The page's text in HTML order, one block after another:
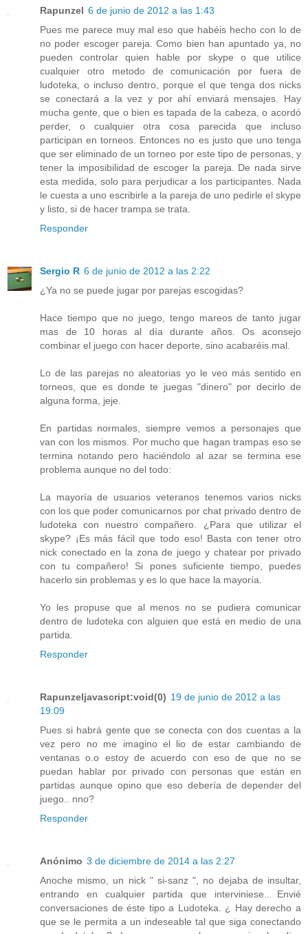
Rapunzel 6 de junio de 2012 a las 1:43
Pues me parece muy mal eso que habéis hecho con lo de
no poder escoger pareja. Como bien han apuntado ya, no
pueden controlar quien hable por skype o que utilice
cualquier otro metodo de comunicación por fuera de
ludoteka, o incluso dentro, porque el que tenga dos nicks
se conectará a la vez y por ahí enviará mensajes. Hay
mucha gente, que o bien es tapada de la cabeza, o acordó
perder, o cualquier otra cosa parecida que incluso
participan en torneos. Entonces no es justo que uno tenga
que ser eliminado de un torneo por este tipo de personas, y
tener la imposibilidad de escoger la pareja. De nada sirve
esta medida, solo para perjudicar a los participantes. Nada
le cuesta a uno escribirle a la pareja de uno pedirle el skype
y listo, si de hacer trampa se trata.
Responder
Sergio R 6 de junio de 2012 a las 2:22
¿Ya no se puede jugar por parejas escogidas?
Hace tiempo que no juego, tengo mareos de tanto jugar
mas de 10 horas al día durante años. Os aconsejo
combinar el juego con hacer deporte, sino acabaréis mal.
Lo de las parejas no aleatorias yo le veo más sentido en
torneos, que es donde te juegas "dinero" por decirlo de
alguna forma, jeje.
En partidas normales, siempre vemos a personajes que
van con los mismos. Por mucho que hagan trampas eso se
termina notando pero haciéndolo al azar se termina ese
problema aunque no del todo:
La mayoría de usuarios veteranos tenemos varios nicks
con los que poder comunicarnos por chat privado dentro de
ludoteka con nuestro compañero. ¿Para que utilizar el
skype? ¡Es más fácil que todo eso! Basta con tener otro
nick conectado en la zona de juego y chatear por privado
con tu compañero! Si pones suficiente tiempo, puedes
hacerlo sin problemas y es lo que hace la mayoría.
Yo les propuse que al menos no se pudiera comunicar
dentro de ludoteka con alguien que está en medio de una
partida.
Responder
Rapunzeljavascript:void(0) 19 de junio de 2012 a las
19:09
Pues si habrá gente que se conecta con dos cuentas a la
vez pero no me imagino el lio de estar cambiando de
ventanas o.o estoy de acuerdo con eso de que no se
puedan hablar por privado con personas que están en
partidas aunque opino que eso debería de depender del
juego.. nno?
Responder
Anónimo 3 de diciembre de 2014 a las 2:27
Anoche mismo, un nick " si-sanz ", no dejaba de insultar,
entrando en cualquier partida que interviniese.. Envié
conversaciones de éste tipo a Ludoteka. ¿ Hay derecho a
que se le permita a un indeseable tal que siga conectando